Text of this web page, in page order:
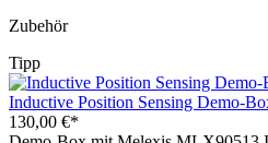
Zubehör
Tipp
Inductive Position Sensing Demo-
130,00 €*